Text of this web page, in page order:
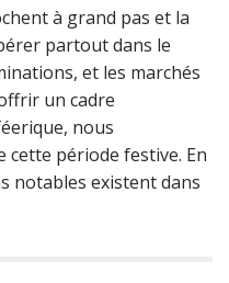
à grand pas et la
partout dans le
et les marchés
un cadre
nous
période festive. En
notables existent dans